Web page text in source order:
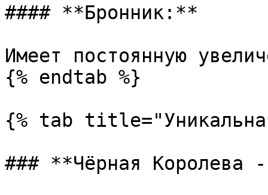
#### **Бронник:**
Имеет постоянную
{% endtab %}
{% tab
### **Чёрная Королева